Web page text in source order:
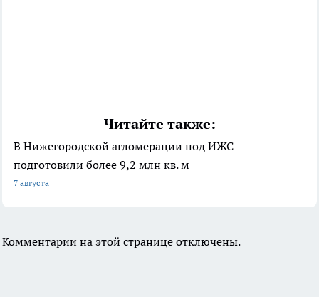
Читайте также:
В Нижегородской агломерации под ИЖС
подготовили более 9,2 млн кв. м
7 августа
Комментарии на этой странице отключены.